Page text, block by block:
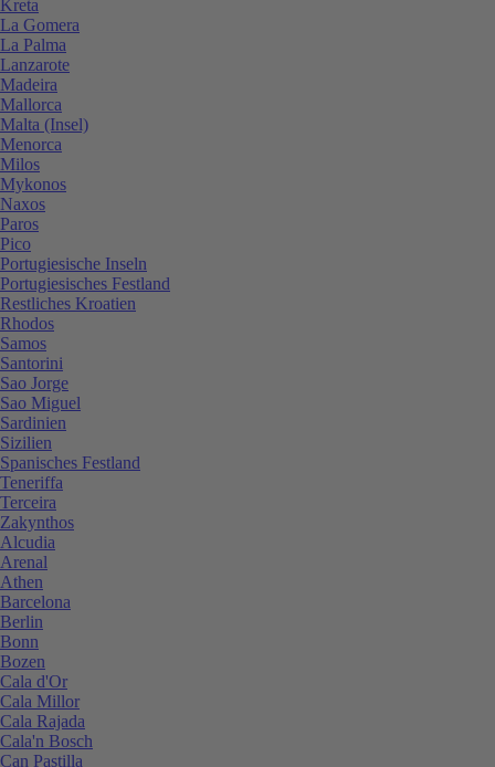
Kreta
La Gomera
La Palma
Lanzarote
Madeira
Mallorca
Malta (Insel)
Menorca
Milos
Mykonos
Naxos
Paros
Pico
Portugiesische Inseln
Portugiesisches Festland
Restliches Kroatien
Rhodos
Samos
Santorini
Sao Jorge
Sao Miguel
Sardinien
Sizilien
Spanisches Festland
Teneriffa
Terceira
Zakynthos
Alcudia
Arenal
Athen
Barcelona
Berlin
Bonn
Bozen
Cala d'Or
Cala Millor
Cala Rajada
Cala'n Bosch
Can Pastilla